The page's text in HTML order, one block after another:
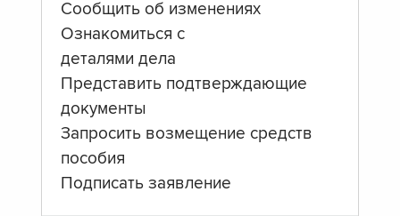
Сообщить об изменениях
Ознакомиться с
деталями дела
Представить подтверждающие
документы
Запросить возмещение средств
пособия
Подписать заявление